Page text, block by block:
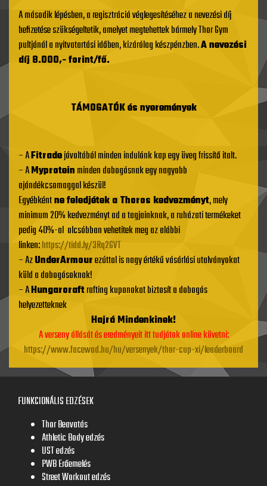
A második lépésben, a regisztráció véglegesítéséhez a nevezési díj
befizetése szükségeltetik, amelyet megtehettek bármely Thor Gym
pultjánál a nyitvatartási időben, kizárólag készpénzben.A nevezési
díj 8.000,- forint/fő.
TÁMOGATÓK és nyeremények
– AFitradejóvoltából minden indulónk kap egy üveg frissítő italt.
– AMyproteinminden dobogósnak egy nagyobb
ajándékcsomaggal készül!
Egyébkéntne feledjétek a Thoros kedvezményt, mely
minimum 20% kedvezményt ad a tagjainknak, a ruházati termékeket
pedig 40%-al olcsóbban vehetitek meg az alábbi
linken:https://tidd.ly/3Rq2GVT
– AzUnderArmourezúttal is nagy értékű vásárlási utalványokat
küld a dobogósoknak!
– AHungaroraftrafting kuponokat biztosít a dobogós
helyezetteknek
Hajrá Mindenkinek!
A verseny állását és eredményeit itt tudjátok online követni:
https://www.facewod.hu/hu/versenyek/thor-cup-xi/leaderboard
FUNKCIONÁLIS EDZÉSEK
Thor Beavatás
Athletic Body edzés
UST edzés
PWB Erőemelés
Street Workout edzés